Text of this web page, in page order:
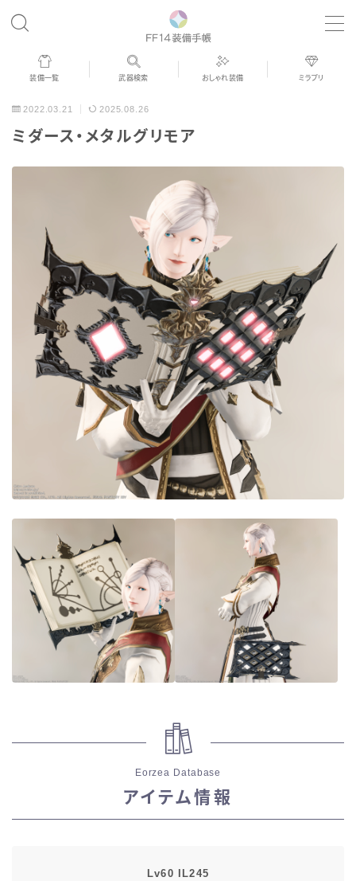
MENU
歴代ジョブAF
アネモス（染色可能紅蓮AF）
眼鏡
バイザー
ゴーグル
目隠し
頭装備ギミックあり
ネイル
ノースリーブ
半袖
八分袖
装備一覧 武器検索 おしゃれ装備 ミラプリ
2022.03.21 2025.08.26
ミダース・メタルグリモア
Eorzea Database
アイテム情報
Lv60 IL245